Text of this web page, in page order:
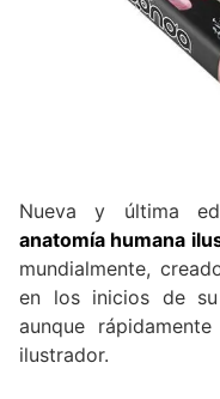
Nueva y última
anatomía humana
mundialmente,
en los inicios de
aunque
ilustrador.